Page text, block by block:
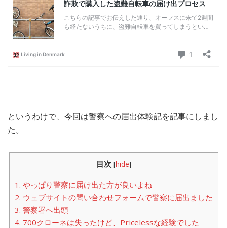
ABOUT US- サイトについて
というわけで、今回は警察への届出体験記を記事にしまし
た。
目次 [hide]
1. やっぱり警察に届け出た方が良いよね
2. ウェブサイトの問い合わせフォームで警察に届出ました
3. 警察署へ出頭
4. 700クローネは失ったけど、Pricelessな経験でした